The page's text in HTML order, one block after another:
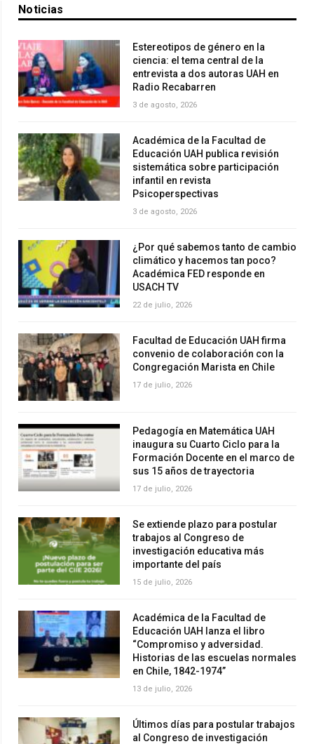
Noticias
Estereotipos de género en la
ciencia: el tema central de la
entrevista a dos autoras UAH en
Radio Recabarren
3 de agosto, 2026
Académica de la Facultad de
Educación UAH publica revisión
sistemática sobre participación
infantil en revista
Psicoperspectivas
3 de agosto, 2026
¿Por qué sabemos tanto de cambio
climático y hacemos tan poco?
Académica FED responde en
USACH TV
22 de julio, 2026
Facultad de Educación UAH firma
convenio de colaboración con la
Congregación Marista en Chile
17 de julio, 2026
Pedagogía en Matemática UAH
inaugura su Cuarto Ciclo para la
Formación Docente en el marco de
sus 15 años de trayectoria
17 de julio, 2026
Se extiende plazo para postular
trabajos al Congreso de
investigación educativa más
importante del país
15 de julio, 2026
Académica de la Facultad de
Educación UAH lanza el libro
“Compromiso y adversidad.
Historias de las escuelas normales
en Chile, 1842-1974”
13 de julio, 2026
Últimos días para postular trabajos
al Congreso de investigación